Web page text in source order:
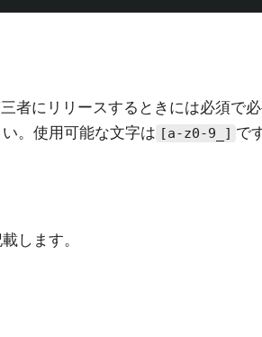
者にリリースするときには必須で
。使用可能な文字は [a-z0-9_] で
します。